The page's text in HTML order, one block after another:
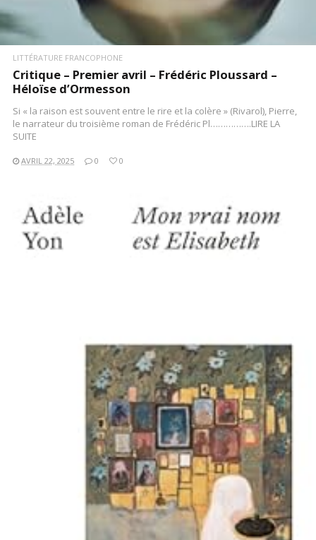
LITTÉRATURE FRANCOPHONE
Critique – Premier avril – Frédéric Ploussard –
Héloïse d’Ormesson
Si « la raison est souvent entre le rire et la colère » (Rivarol), Pierre,
le narrateur du troisième roman de Frédéric Pl…………….LIRE LA
SUITE
AVRIL 22, 2025 0 0
LIRE LA SUITE